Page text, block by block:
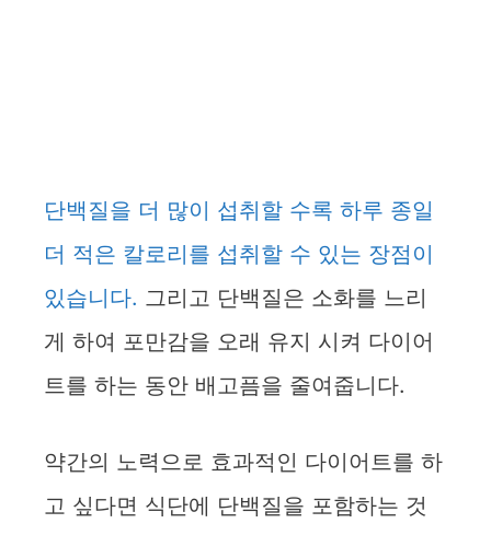
단백질을 더 많이 섭취할 수록 하루 종일
더 적은 칼로리를 섭취할 수 있는 장점이
있습니다. 그리고 단백질은 소화를 느리
게 하여 포만감을 오래 유지 시켜 다이어
트를 하는 동안 배고픔을 줄여줍니다.
약간의 노력으로 효과적인 다이어트를 하
고 싶다면 식단에 단백질을 포함하는 것